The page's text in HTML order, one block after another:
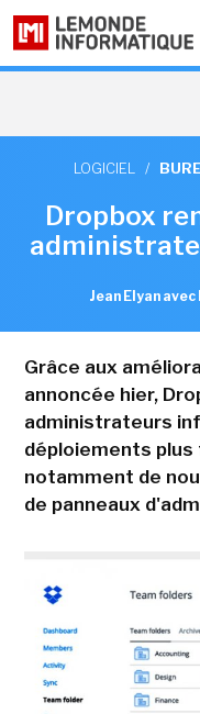
LOGICIEL /
Dropbox
Jean Elyan avec
Grâce aux
annoncée hier,
administrateurs
déploiements
notamment de
de panneaux